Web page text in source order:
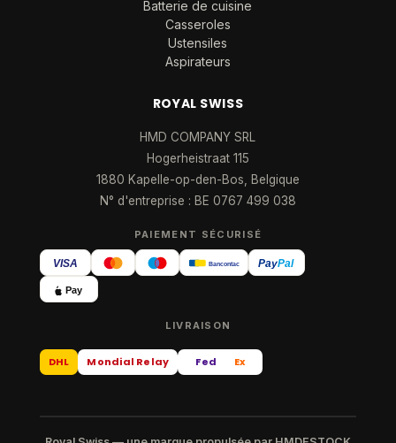
Batterie de cuisine
Casseroles
Ustensiles
Aspirateurs
ROYAL SWISS
HMD COMPANY SRL
Hogerheistraat 115
1880 Kapelle-op-den-Bos, Belgique
N° d'entreprise : BE 0767 499 038
PAIEMENT SÉCURISÉ
VISA Bancontact PayPal
Pay
LIVRAISON
DHL Mondial Relay Fed Ex